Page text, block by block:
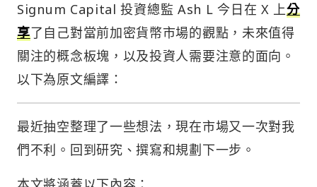
Signum Capital 投資總監 Ash L 今日在 X 上分
享了自己對當前加密貨幣市場的觀點，未來值得
關注的概念板塊，以及投資人需要注意的面向。
以下為原文編譯：
最近抽空整理了一些想法，現在市場又一次對我
們不利。回到研究、撰寫和規劃下一步。